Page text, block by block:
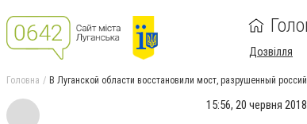
Дозвілля
Головна В Луганской области восстановили мост, разрушенный
15:56, 20 червня